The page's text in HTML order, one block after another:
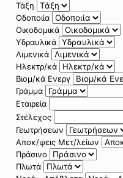
Τάξη
Οδοποιία
Οικοδομικά
Υδραυλικά
Λιμενικά
Ηλεκτρ/κά
Βιομ/κά Ενεργ
Γράμμα
Εταιρεία
Στέλεχος
Γεωτρήσεων
Αποκ/ψεις Μετ/λείων
Πράσινο
Πλωτά